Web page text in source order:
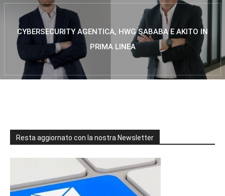
CYBERSECURITY AGENTICA, HWG SABABA E AKITO IN
PRIMA LINEA
Resta aggiornato con la nostra Newsletter